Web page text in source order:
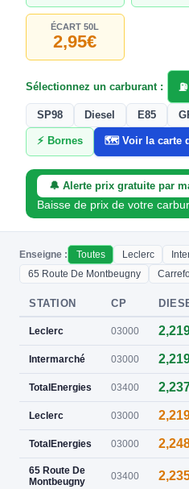
ÉCART 50L
2,95€
Sélectionnez un carburant :
SP98 Diesel E85
⚡ Bornes 🗺️ Voir la carte
🔔 Alerte prix gratuite par
Baisse de prix de votre
Enseigne : Toutes Leclerc
65 Route De Montbeugny
STATION CP
Leclerc 03000
Intermarché 03000
TotalEnergies 03400
Leclerc 03000
TotalEnergies 03000
65 Route De
Montbeugny
03400